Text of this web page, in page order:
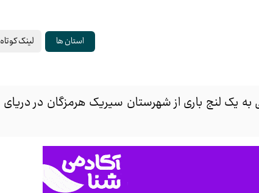
استان ها لینک کوتاه
به یک لنج باری از شهرستان سیریک هرمزگان در دریای